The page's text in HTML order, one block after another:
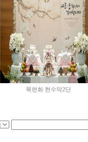
목련화 현수막2단